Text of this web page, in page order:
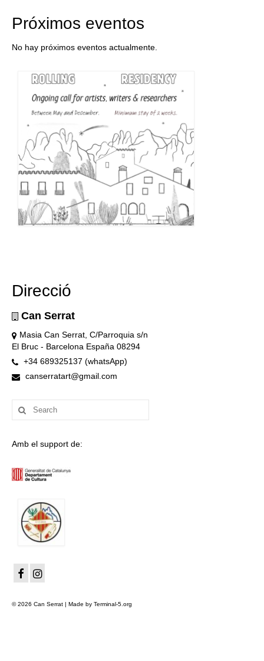
Próximos eventos
No hay próximos eventos actualmente.
Direcció
Can Serrat
Masia Can Serrat, C/Parroquia s/n
El Bruc - Barcelona España 08294
+34 689325137 (whatsApp)
canserratart@gmail.com
Search
for:
Amb el support de:
© 2026 Can Serrat | Made by Terminal-5.org